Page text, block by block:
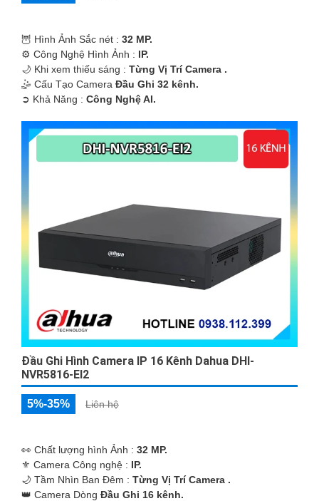
🦉 Hình Ảnh Sắc nét : 32 MP.
⚙ Công Nghệ Hình Ảnh : IP.
🌙 Khi xem thiếu sáng : Từng Vị Trí Camera .
🤹 Cấu Tạo Camera Đầu Ghi 32 kênh.
️➲ Khả Năng : Công Nghệ AI.
Đầu Ghi Hình Camera IP 16 Kênh Dahua DHI-
NVR5816-EI2
5%-35% Liên hệ
️👀 Chất lượng hình Ảnh : 32 MP.
⚜️ Camera Công nghệ : IP.
🌙 Tầm Nhìn Ban Đêm : Từng Vị Trí Camera .
👑 Camera Dòng Đầu Ghi 16 kênh.